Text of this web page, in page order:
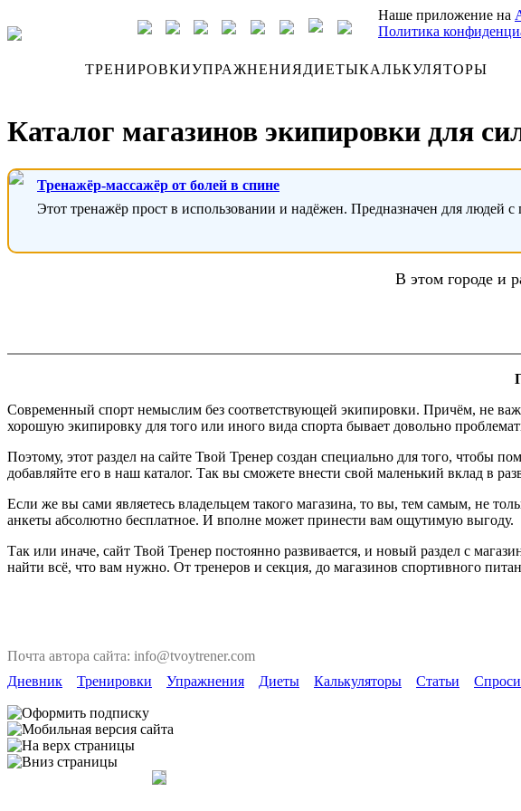
Наше приложение на
Политика
ТРЕНИРОВКИУПРАЖНЕНИЯДИЕТЫКАЛЬКУЛЯТОРЫ
Каталог магазинов экипировки для
Тренажёр-массажёр от болей в спине
Этот тренажёр прост в использовании и надёжен. Предназначен для людей
В этом городе и
Современный спорт немыслим без соответствующей экипировки. Причём, не
хорошую экипировку для того или иного вида спорта бывает довольно
Поэтому, этот раздел на сайте Твой Тренер создан специально для того, чтобы
добавляйте его в наш каталог. Так вы сможете внести свой маленький вклад в
Если же вы сами являетесь владельцем такого магазина, то вы, тем самым, не
анкеты абсолютно бесплатное. И вполне может принести вам ощутимую выгоду.
Так или иначе, сайт Твой Тренер постоянно развивается, и новый раздел с
найти всё, что вам нужно. От тренеров и секция, до магазинов спортивного
Почта автора сайта: info@tvoytrener.com
Дневник
Тренировки Упражнения Диеты Калькуляторы Статьи